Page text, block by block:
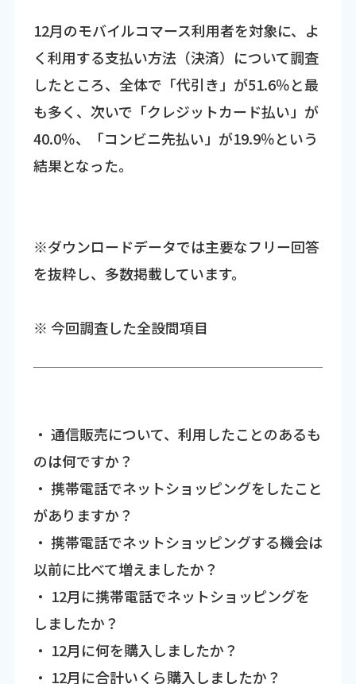
12月のモバイルコマース利用者を対象に、よ
く利用する支払い方法（決済）について調査
したところ、全体で「代引き」が51.6％と最
も多く、次いで「クレジットカード払い」が
40.0％、「コンビニ先払い」が19.9％という
結果となった。
※ダウンロードデータでは主要なフリー回答
を抜粋し、多数掲載しています。
※ 今回調査した全設問項目
・ 通信販売について、利用したことのあるも
のは何ですか？
・ 携帯電話でネットショッピングをしたこと
がありますか？
・ 携帯電話でネットショッピングする機会は
以前に比べて増えましたか？
・ 12月に携帯電話でネットショッピングを
しましたか？
・ 12月に何を購入しましたか？
・ 12月に合計いくら購入しましたか？